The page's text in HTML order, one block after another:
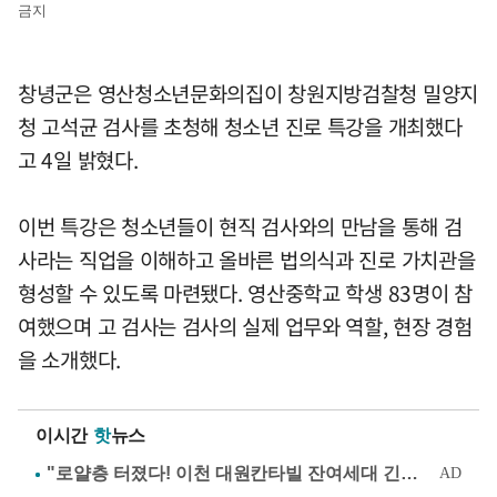
금지
창녕군은 영산청소년문화의집이 창원지방검찰청 밀양지
청 고석균 검사를 초청해 청소년 진로 특강을 개최했다
고 4일 밝혔다.
이번 특강은 청소년들이 현직 검사와의 만남을 통해 검
사라는 직업을 이해하고 올바른 법의식과 진로 가치관을
형성할 수 있도록 마련됐다. 영산중학교 학생 83명이 참
여했으며 고 검사는 검사의 실제 업무와 역할, 현장 경험
을 소개했다.
이시간 핫뉴스